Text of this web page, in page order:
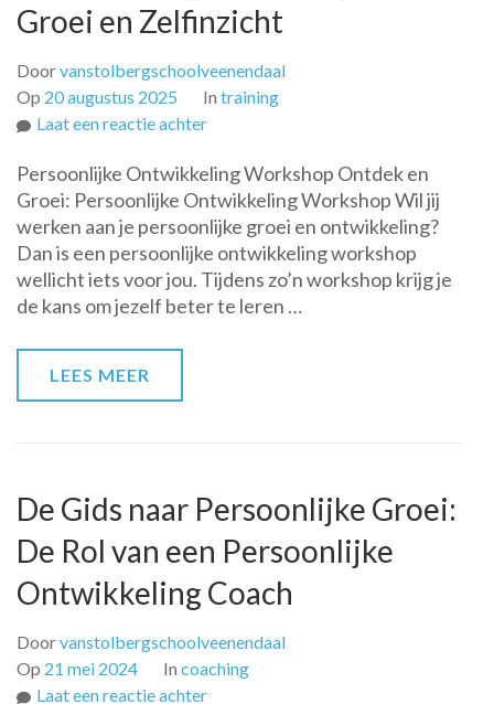
Groei en Zelfinzicht
Doorvanstolbergschoolveenendaal
Op 20 augustus 2025 In training
Laat een reactie achterop
jezelf:
Persoonlijke
Ontwikkeling
Workshop
voor
Groei
Persoonlijke Ontwikkeling Workshop Ontdek en
Groei: Persoonlijke Ontwikkeling Workshop Wil jij
werken aan je persoonlijke groei en ontwikkeling?
Dan is een persoonlijke ontwikkeling workshop
wellicht iets voor jou. Tijdens zo’n workshop krijg je
de kans om jezelf beter te leren …
LEES MEER
De Gids naar Persoonlijke Groei:
De Rol van een Persoonlijke
Ontwikkeling Coach
Doorvanstolbergschoolveenendaal
Op 21 mei 2024 In coaching
Laat een reactie achterop